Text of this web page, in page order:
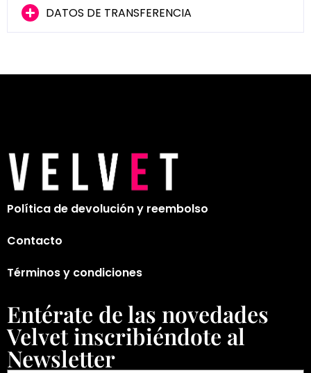
DATOS DE TRANSFERENCIA
Política de devolución y reembolso
Contacto
Términos y condiciones
Entérate de las novedades
Velvet inscribiéndote al
Newsletter